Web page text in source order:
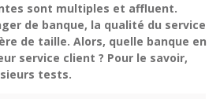
sont multiples et affluent.
de banque, la qualité du service
de taille. Alors, quelle banque en
service client ? Pour le savoir,
tests.